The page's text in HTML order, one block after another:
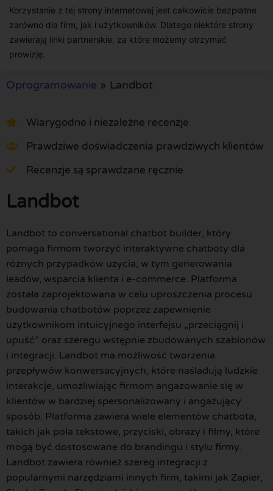
Korzystanie z tej strony internetowej jest całkowicie bezpłatne
zarówno dla firm, jak i użytkowników. Dlatego niektóre strony
zawierają linki partnerskie, za które możemy otrzymać
prowizję.
Oprogramowanie » Landbot
Wiarygodne i niezależne recenzje
Prawdziwe doświadczenia prawdziwych klientów
Recenzje są sprawdzane ręcznie
Landbot
Landbot to conversational chatbot builder, który
pomaga firmom tworzyć interaktywne chatboty dla
różnych przypadków użycia, w tym generowania
leadów, wsparcia klienta i e-commerce. Platforma
została zaprojektowana w celu uproszczenia procesu
budowania chatbotów poprzez zapewnienie
użytkownikom intuicyjnego interfejsu „przeciągnij i
upuść” oraz szeregu wstępnie zbudowanych szablonów
i integracji. Landbot ma możliwość tworzenia
przepływów konwersacyjnych, które naśladują ludzkie
interakcje, umożliwiając firmom angażowanie się w
klientów w bardziej spersonalizowany i angażujący
sposób. Platforma zawiera wiele elementów chatbota,
takich jak pola tekstowe, przyciski, obrazy i filmy, które
mogą być dostosowane do brandingu i stylu firmy.
Landbot zawiera również szereg integracji z
popularnymi narzędziami innych firm, takimi jak Zapier,